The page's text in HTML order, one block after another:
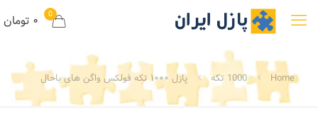
0 ۰ تومان
Home 1000 تکه پازل ۱۰۰۰ تکه فولکس واگن های باحال